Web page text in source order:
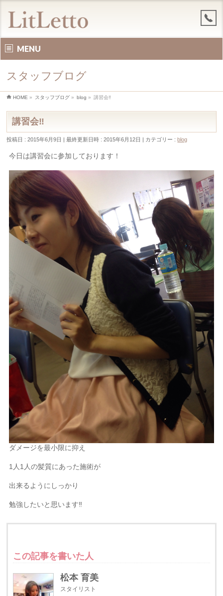
MENU
スタッフブログ
HOME » スタッフブログ » blog » 講習会‼︎
講習会‼︎
投稿日 : 2015年6月9日 最終更新日時 : 2015年6月12日 カテゴリー :blog
今日は講習会に参加しております！
ダメージを最小限に抑え
1人1人の髪質にあった施術が
出来るようにしっかり
勉強したいと思います‼︎
この記事を書いた人
松本 育美
スタイリスト